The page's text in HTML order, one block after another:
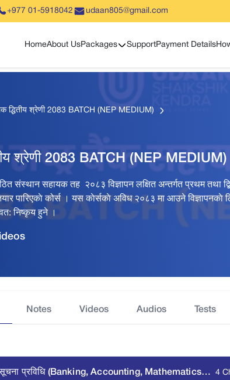
+977 01-5918042 udaan805@gmail.com
HomeAbout UsPackages
Show sub menu
SupportPayment Details
द्धितीय श्रेणी 2083 BATCH (NEP MEDIUM)
श्रेणी 2083 BATCH (NEP MEDIUM)
संस्थान सहायक तह २०८३ विज्ञापन लक्षित अन्तर्गत प्रथम तथा
पारिएकाे कोर्स । यस काेर्सकाे अविध २०८३ मा आउने विज्ञापनकाे
निष्कृय हुने ।
Notes Videos Audios Tests
प्रविधि (Banking, Accounting, Mathematics
4